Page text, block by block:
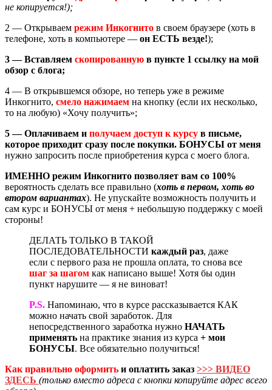
не копируется!);
2 — Открываем режим Инкогнито в своем браузере (хоть в
телефоне, хоть в компьютере — он ЕСТЬ везде!);
3 — Вставляем скопированную в пункте 1 ссылку на мой
обзор с блога;
4 — В открывшемся обзоре, но теперь уже в режиме
Инкогнито, смело нажимаем на кнопку (если их несколько,
то на любую) «Хочу получить»;
5 — Оплачиваем и получаем доступ к курсу в письме,
которое приходит сразу после покупки. БОНУСЫ от меня
нужно запросить после приобретения курса с моего блога.
ИМЕННО режим Инкогнито позволяет вам со 100%
вероятность сделать все правильно (хоть в первом, хоть во
втором вариантах). Не упускайте возможность получить и
сам курс и БОНУСЫ от меня + небольшую поддержку с моей
стороны!
ДЕЛАТЬ ТОЛЬКО В ТАКОЙ
ПОСЛЕДОВАТЕЛЬНОСТИ каждый раз, даже
если с первого раза не прошла оплата, то снова все
шаг за шагом как написано выше! Хотя бы один
пункт нарушите — я не виноват!
P.S. Напоминаю, что в курсе рассказывается КАК
можно начать свой заработок. Для
непосредственного заработка нужно НАЧАТЬ
применять на практике знания из курса + мои
БОНУСЫ. Все обязательно получиться!
Как правильно оформить и оплатить заказ >>> ВИДЕО
ЗДЕСЬ (только вместо адреса с кнопки копируйте адрес всего